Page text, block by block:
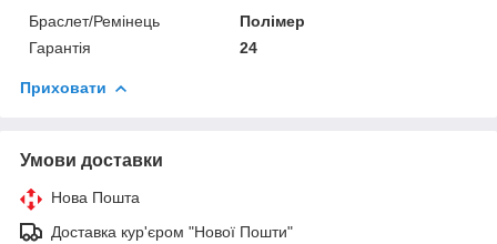
Браслет/Ремінець
Полімер
Гарантія
24
Приховати
Умови доставки
Нова Пошта
Доставка кур'єром "Нової Пошти"